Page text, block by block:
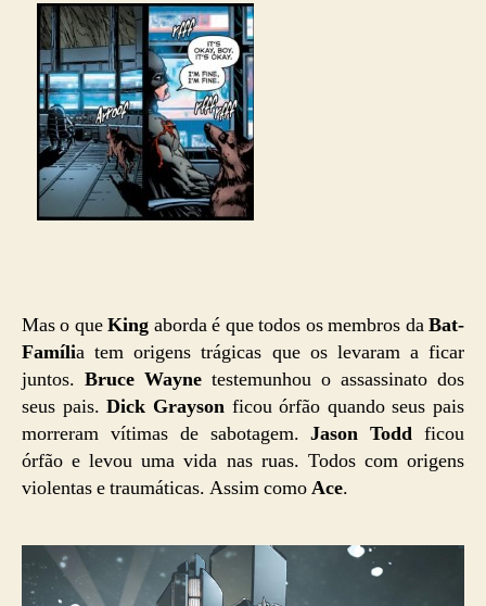
Mas o queKing aborda é que todos os membros daBat-
Família tem origens trágicas que os levaram a ficar
juntos. Bruce Wayne testemunhou o assassinato dos
seus pais.Dick Graysonficou órfão quando seus pais
morreram vítimas de sabotagem.Jason Todd ficou
órfão e levou uma vida nas ruas. Todos com origens
violentas e traumáticas. Assim comoAce.